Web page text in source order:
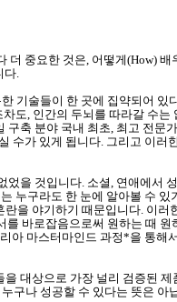
더 중요한 것은, 어떻게(How) 배
.
기술들이 한 곳에 집약되어 있
도, 인간의 두뇌를 따라갈 수는
구축 분야 국내 최초, 최고 전문
수가 있게 됩니다. 그리고 이러
었을 것입니다. 소셜, 연애에서
누구라도 한 눈에 알아볼 수 있
을 야기하기 때문입니다. 이러
를 바로잡음으로써 원하는 때 원
아 마스터마인드 과정*을 통해
대상으로 가장 널리 검증된 제
구나 성공할 수 있다는 뜻은 아